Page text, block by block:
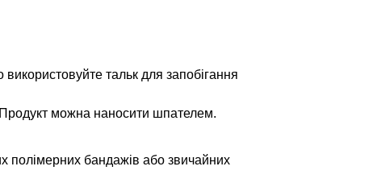
тальк для запобігання
Продукт можна наносити шпателем.
полімерних бандажів або звичайних